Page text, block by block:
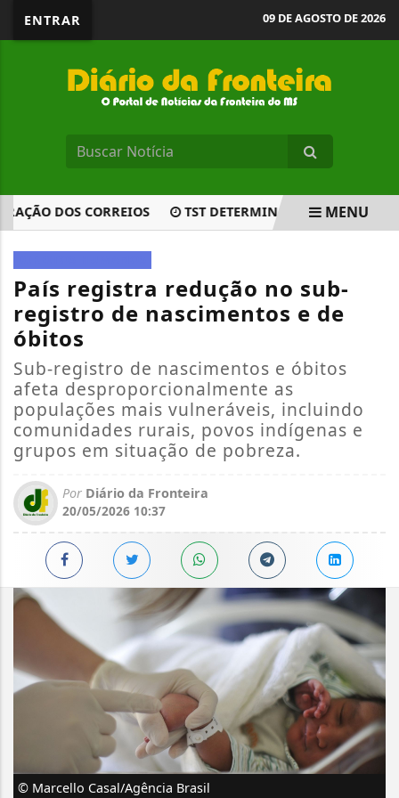
ENTRAR 09 DE AGOSTO DE 2026
DOS CORREIOS TST DETERMINA AUMENTO DE 80%
EM ALTA
MENU
País registra redução no sub-
registro de nascimentos e de
óbitos
Sub-registro de nascimentos e óbitos
afeta desproporcionalmente as
populações mais vulneráveis, incluindo
comunidades rurais, povos indígenas e
grupos em situação de pobreza.
Por Diário da Fronteira
20/05/2026 10:37
© Marcello Casal/Agência Brasil